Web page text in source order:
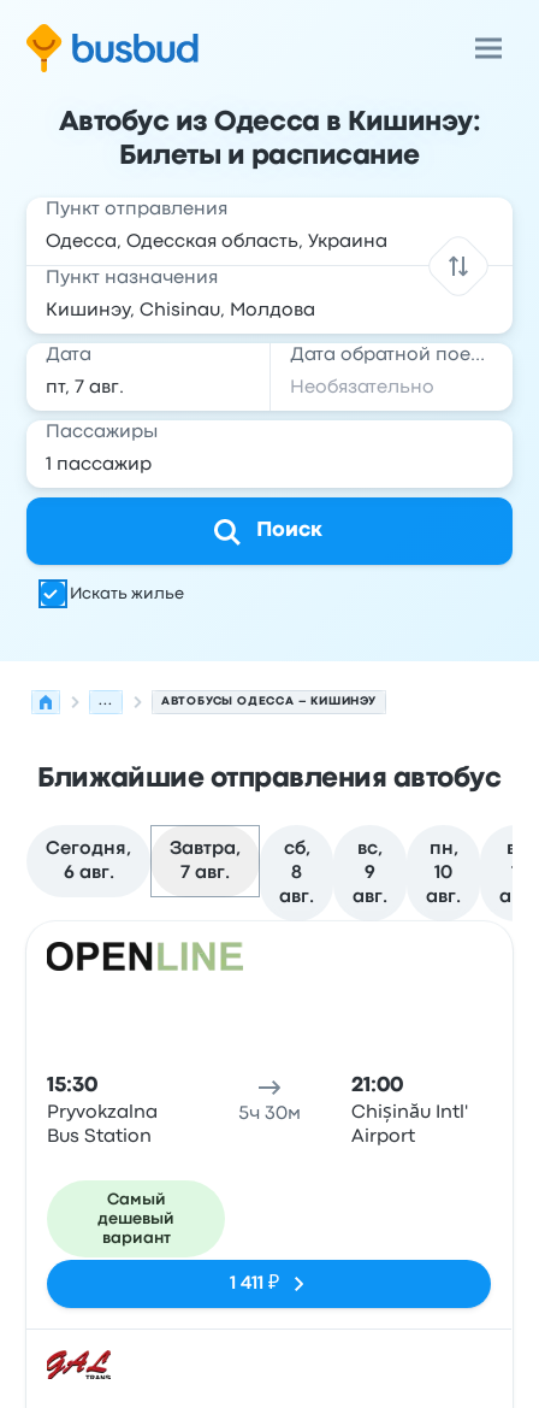
Автобус из Одесса в Кишинэу:
Билеты и расписание
Пункт отправления
Пункт назначения
Дата Дата обратной поездки
Пассажиры
Поиск
Искать жилье
... АВТОБУСЫ ОДЕССА – КИШИНЭУ
Ближайшие отправления автобус
Сегодня,
6 авг.
Завтра,
7 авг.
сб,
8
авг.
вс,
9
авг.
пн,
10
авг.
вт,
11
авг.
15:30
Pryvokzalna
Bus Station
5ч 30м
21:00
Chișinău Intl'
Airport
Самый
дешевый
вариант
1 411 ₽